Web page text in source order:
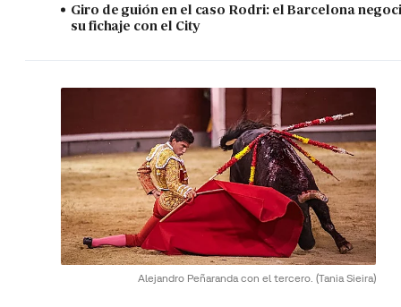
Giro de guión en el caso Rodri: el Barcelona
su fichaje con el City
Alejandro Peñaranda con el tercero. (Tania Sieira)